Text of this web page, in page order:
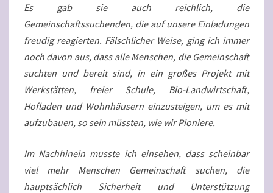
Es gab sie auch reichlich, die
Gemeinschaftssuchenden, die auf unsere Einladungen
freudig reagierten. Fälschlicher Weise, ging ich immer
noch davon aus, dass alle Menschen, die Gemeinschaft
suchten und bereit sind, in ein großes Projekt mit
Werkstätten, freier Schule, Bio-Landwirtschaft,
Hofladen und Wohnhäusern einzusteigen, um es mit
aufzubauen, so sein müssten, wie wir Pioniere.
Im Nachhinein musste ich einsehen, dass scheinbar
viel mehr Menschen Gemeinschaft suchen, die
hauptsächlich Sicherheit und Unterstützung